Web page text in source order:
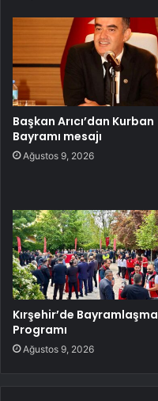
Başkan Arıcı’dan Kurban
Bayramı mesajı
Ağustos 9, 2026
Kırşehir’de Bayramlaşma
Programı
Ağustos 9, 2026